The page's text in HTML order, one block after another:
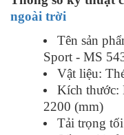
ngoài trời
Tên sản
Sport - MS
Vật liệu:
Kích thước:
2200 (mm)
Tải trọng